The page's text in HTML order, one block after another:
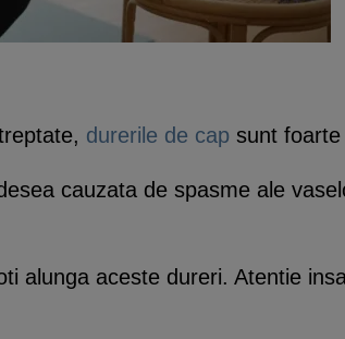
durerile de cap sunt
cauzata de spasme ale
alunga aceste dureri. Atentie